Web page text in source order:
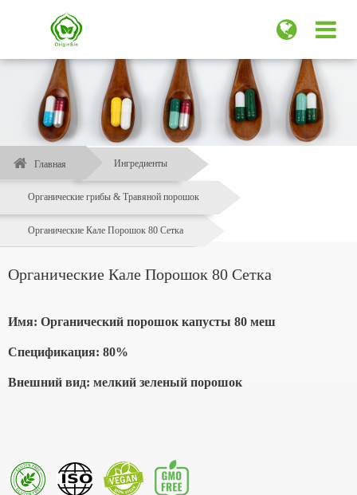
Главная Ингредиенты
Органические грибы & Травяной порошок
Органические Кале Порошок 80 Сетка
Органические Кале Порошок 80 Сетка
Имя: Органический порошок капусты 80 меш
Спецификация: 80%
Внешний вид: мелкий зеленый порошок